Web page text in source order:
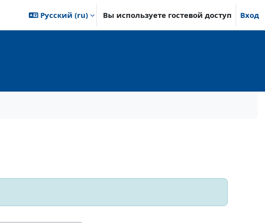
Русский ‎(ru)‎ Вы используете гостевой доступ Вход